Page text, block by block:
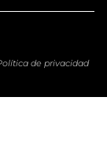
de privacidad